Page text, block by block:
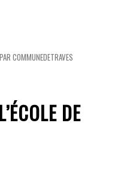
PAR COMMUNEDETRAVES
DE